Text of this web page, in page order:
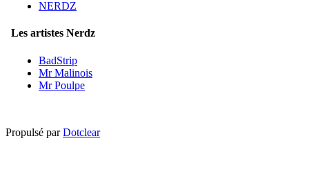
NERDZ
Les artistes Nerdz
BadStrip
Mr Malinois
Mr Poulpe
Propulsé parDotclear